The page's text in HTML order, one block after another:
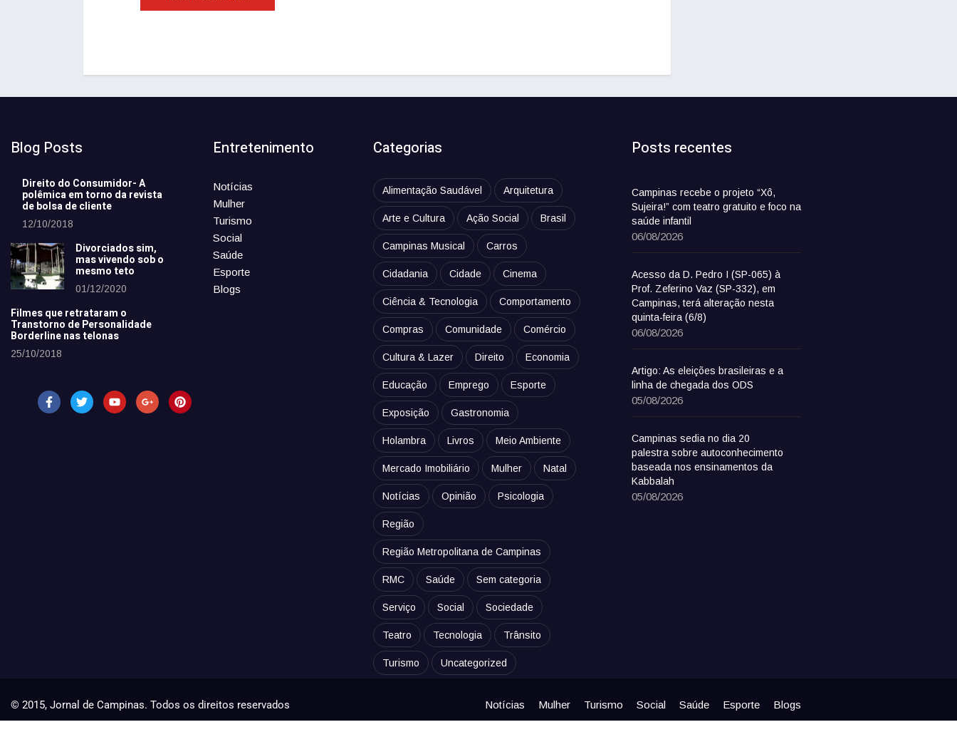
Blog Posts
Direito do Consumidor- A
polêmica em torno da revista
de bolsa de cliente
12/10/2018
Divorciados sim,
mas vivendo sob o
mesmo teto
01/12/2020
Filmes que retrataram o
Transtorno de Personalidade
Borderline nas telonas
25/10/2018
Entretenimento
Notícias
Mulher
Turismo
Social
Saúde
Esporte
Blogs
Categorias
Alimentação Saudável Arquitetura
Arte e Cultura Ação Social Brasil
Campinas Musical Carros
Cidadania Cidade Cinema
Ciência & Tecnologia Comportamento
Compras Comunidade Comércio
Cultura & Lazer Direito Economia
Educação Emprego Esporte
Exposição Gastronomia
Holambra Livros Meio Ambiente
Mercado Imobiliário Mulher Natal
Notícias Opinião Psicologia
Região
Região Metropolitana de Campinas
RMC Saúde Sem categoria
Serviço Social Sociedade
Teatro Tecnologia Trânsito
Turismo Uncategorized
Posts recentes
Campinas recebe o projeto “Xô,
Sujeira!” com teatro gratuito e foco na
saúde infantil
06/08/2026
Acesso da D. Pedro I (SP-065) à
Prof. Zeferino Vaz (SP-332), em
Campinas, terá alteração nesta
quinta-feira (6/8)
06/08/2026
Artigo: As eleições brasileiras e a
linha de chegada dos ODS
05/08/2026
Campinas sedia no dia 20
palestra sobre autoconhecimento
baseada nos ensinamentos da
Kabbalah
05/08/2026
© 2015, Jornal de Campinas. Todos os direitos reservados Notícias Mulher Turismo Social Saúde Esporte Blogs